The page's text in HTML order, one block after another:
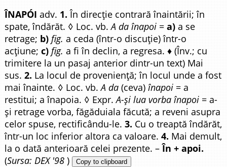
ÎNAPÓI adv. 1. În direcție contrară înaintării; în
spate, îndărăt. ◊ Loc. vb.A da înapoi =a) a se
retrage; b) fig. a ceda (într-o discuție) într-o
acțiune;c) fig. a fi în declin, a regresa. ♦ (Înv.; cu
trimitere la un pasaj anterior dintr-un text) Mai
sus.2. La locul de proveniență; în locul unde a fost
mai înainte. ◊ Loc. vb.A da (ceva)înapoi = a
restitui; a înapoia. ◊ Expr.A-și lua vorba înapoi = a-
și retrage vorba, făgăduiala făcută; a reveni asupra
celor spuse, rectificându-le.3. Cu o treaptă îndărăt,
într-un loc inferior altora ca valoare.4. Mai demult,
la o dată anterioară celei prezente. –În + apoi.
(Sursa: DEX '98 ) Copy to clipboard